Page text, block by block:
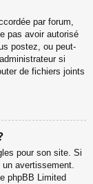
par forum,
pas avoir autorisé
postez, ou peut-
si
de fichiers joints
pour son site. Si
avertissement.
phpBB Limited